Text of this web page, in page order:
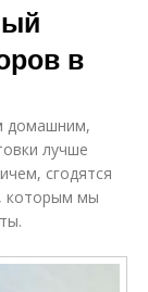
в
домашним,
лучше
сгодятся
которым мы